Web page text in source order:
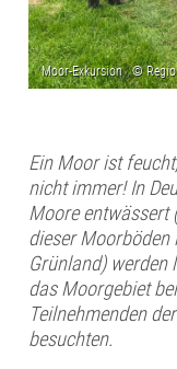
Ein Moor ist
nicht immer! In
Moore entwässert
dieser Moorböden
Grünland)
das Moorgebiet
Teilnehmenden
besuchten.